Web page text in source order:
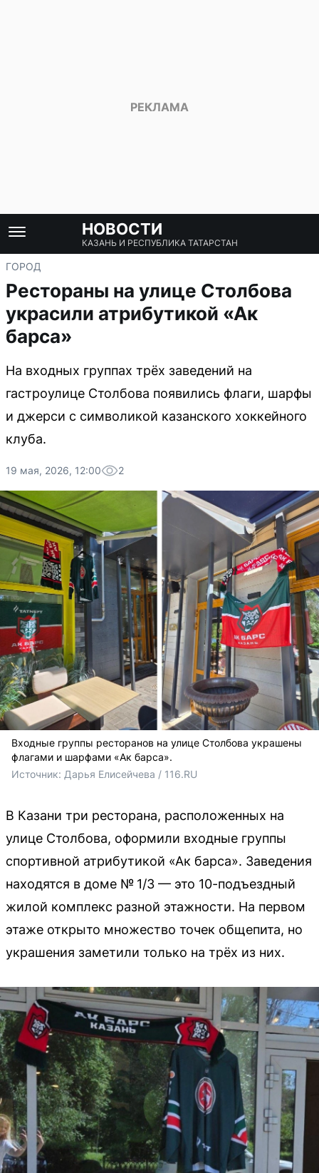
НОВОСТИ
КАЗАНЬ И РЕСПУБЛИКА ТАТАРСТАН
ГОРОД
Рестораны на улице Столбова
украсили атрибутикой «Ак
барса»
На входных группах трёх заведений на
гастроулице Столбова появились флаги, шарфы
и джерси с символикой казанского хоккейного
клуба.
19 мая, 2026, 12:00 2
Входные группы ресторанов на улице Столбова украшены
флагами и шарфами «Ак барса».
Источник: Дарья Елисейчева / 116.RU
В Казани три ресторана, расположенных на
улице Столбова, оформили входные группы
спортивной атрибутикой «Ак барса». Заведения
находятся в доме № 1/3 — это 10-подъездный
жилой комплекс разной этажности. На первом
этаже открыто множество точек общепита, но
украшения заметили только на трёх из них.